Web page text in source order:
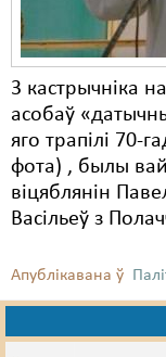
3 кастрычніка
асобаў
яго трапілі 70-
фота) , былы
віцяблянін
Васільеў з
Апублікавана ў
ЛПП
Мігранты
Мірныя сходы
Палітвязьні
Праваабаронцы
Пэнітэнцыярная
Распальваньне